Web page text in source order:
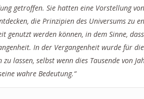
getroffen. Sie hatten eine Vorstellung
die Prinzipien des Universums zu
genutzt werden können, in dem Sinne,
In der Vergangenheit wurde für
lassen, selbst wenn dies Tausende von
wahre Bedeutung.“